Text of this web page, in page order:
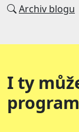
Archiv blogu
I ty